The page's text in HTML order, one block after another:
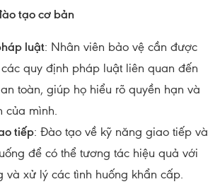
tạo cơ bản
luật: Nhân viên bảo vệ cần được
quy định pháp luật liên quan đến
toàn, giúp họ hiểu rõ quyền hạn và
của mình.
tiếp: Đào tạo về kỹ năng giao tiếp và
để có thể tương tác hiệu quả với
và xử lý các tình huống khẩn cấp.